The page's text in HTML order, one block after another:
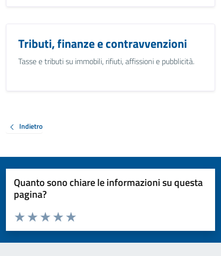
Tributi, finanze e contravvenzioni
Tasse e tributi su immobili, rifiuti, affissioni e pubblicità.
Indietro
Quanto sono chiare le informazioni su questa
pagina?
Valuta da 1 a 5 stelle la pagina
Valuta 5 stelle su 5
Valuta 4 stelle su 5
Valuta 3 stelle su 5
Valuta 2 stelle su 5
Valuta 1 stelle su 5